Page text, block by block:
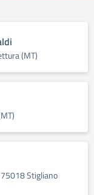
(MT)
Stigliano